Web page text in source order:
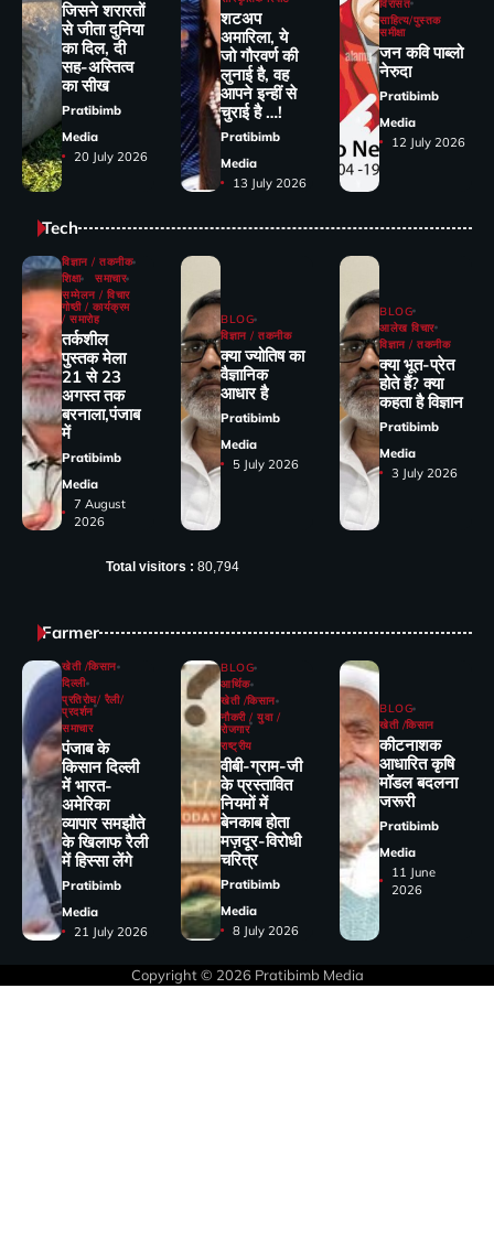
जिसने शरारतों
से जीता दुनिया
का दिल, दी
सह-अस्तित्व
का सीख
Pratibimb
Media
20 July 2026
शटअप
अमारिला, ये
जो गौरवर्ण की
लुनाई है, वह
आपने इन्हीं से
चुराई है …!
Pratibimb
Media
13 July 2026
विरासत
साहित्य/पुस्तक
समीक्षा
जन कवि पाब्लो
नेरुदा
Pratibimb
Media
12 July 2026
Tech
विज्ञान / तकनीक
शिक्षा
समाचार
सम्मेलन / विचार
गोष्ठी / कार्यक्रम
/ समारोह
तर्कशील
पुस्तक मेला
21 से 23
अगस्त तक
बरनाला,पंजाब
में
Pratibimb
Media
7 August
2026
BLOG
विज्ञान / तकनीक
क्या ज्योतिष का
वैज्ञानिक
आधार है
Pratibimb
Media
5 July 2026
BLOG
आलेख विचार
विज्ञान / तकनीक
क्या भूत-प्रेत
होते हैं? क्या
कहता है विज्ञान
Pratibimb
Media
3 July 2026
Total visitors : 80,794
Farmer
खेती /किसान
दिल्ली
प्रतिरोध/ रैली/
प्रदर्शन
समाचार
पंजाब के
किसान दिल्ली
में भारत-
अमेरिका
व्यापार समझौते
के खिलाफ रैली
में हिस्सा लेंगे
Pratibimb
Media
21 July 2026
BLOG
आर्थिक
खेती /किसान
नौकरी / युवा /
रोजगार
राष्ट्रीय
वीबी-ग्राम-जी
के प्रस्तावित
नियमों में
बेनकाब होता
मज़दूर-विरोधी
चरित्र
Pratibimb
Media
8 July 2026
BLOG
खेती /किसान
कीटनाशक
आधारित कृषि
मॉडल बदलना
जरूरी
Pratibimb
Media
11 June
2026
Copyright © 2026 Pratibimb Media